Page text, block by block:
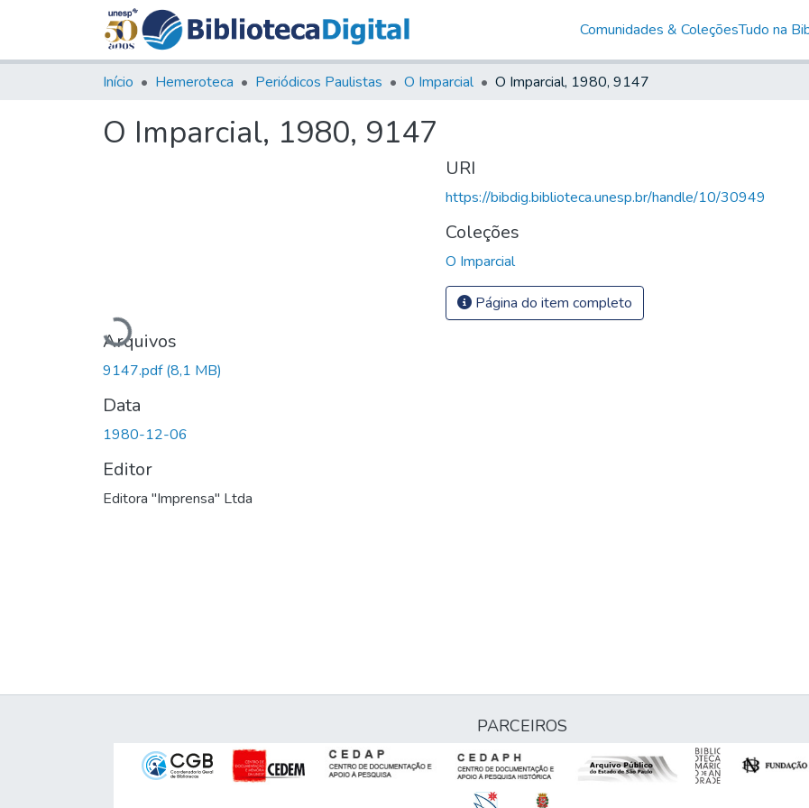
Comunidades & ColeçõesTudo na
Início Hemeroteca Periódicos Paulistas O Imparcial O Imparcial, 1980, 9147
O Imparcial, 1980, 9147
Carregando...
Arquivos
9147.pdf(8,1 MB)
Data
1980-12-06
Editor
Editora "Imprensa" Ltda
URI
https://bibdig.biblioteca.unesp.br/handle/10/30949
Coleções
O Imparcial
Página do item completo
PARCEIROS